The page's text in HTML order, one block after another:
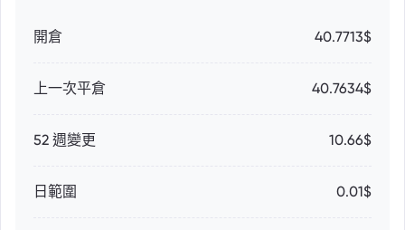
開倉 40.7713$
上一次平倉 40.7634$
52 週變更 10.66$
日範圍 0.01$